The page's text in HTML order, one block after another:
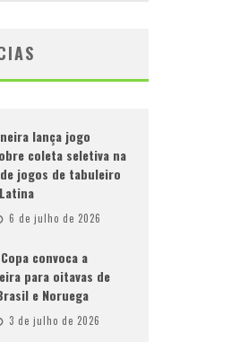
lança jogo
coleta seletiva na
jogos de tabuleiro
6 de julho de 2026
convoca a
para oitavas de
e Noruega
3 de julho de 2026